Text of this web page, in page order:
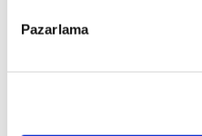
Pazarlama
Inc.